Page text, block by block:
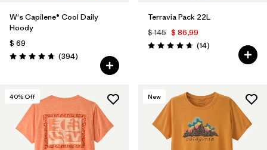
W's Capilene® Cool Daily
Hoody
$ 69
Valoración: 4.7 / 5
(394Comentarios
)
Terravia Pack 22L
$ 145 $ 86,99
Valoración: 4.6 / 5
(14Comentarios
)
40% Off New